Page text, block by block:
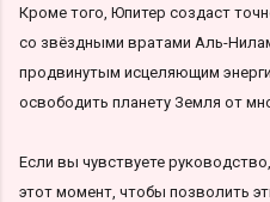
Кроме того, Юпитер создаст
со звёздными вратами Аль-
продвинутым исцеляющим
освободить планету Земля от
Если вы чувствуете
этот момент, чтобы позволить